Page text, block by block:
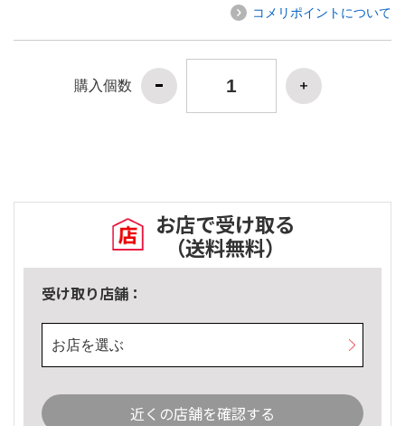
コメリポイントについて
購入個数
お店で受け取る
（送料無料）
受け取り店舗：
お店を選ぶ
近くの店舗を確認する